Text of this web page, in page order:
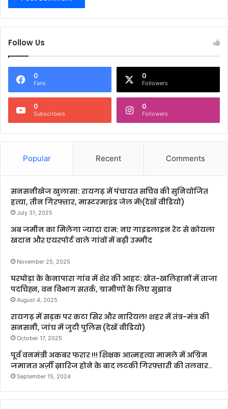
Follow Us
0
Fans
0
Followers
0
Subscribers
0
Followers
Popular Recent Comments
सनसनीखेज खुलासा: रायगढ़ में पंचायत सचिव की सुनियोजित
हत्या, तीन गिरफ्तार, मास्टरमाइंड जेल में!(देखें वीडियो)
July 31, 2025
अब जमीन का मिलेगा ज्यादा दाम: नए गाइडलाइन रेट से कोयला
खदान और एयरपोर्ट वाले गांवों में बढ़ी उम्मीद
November 25, 2025
घरघोड़ा के केनापारा गांव में शेर की आहट: खेत-खलिहानों में ताजा
पदचिह्न, वन विभाग सतर्क, ग्रामीणों के लिए सुझाव
August 4, 2025
रायगढ़ में सड़क पर कटा सिर और नारियल! शहर में तंत्र-मंत्र की
सनसनी, जांच में जुटी पुलिस (देखें वीडियो)
October 17, 2025
पूर्व वनमंत्री अकबर फरार !!! शिक्षक आत्महत्या मामले में अग्रिम
जमानत अर्ज़ी ख़ारिज होने के बाद लटकी गिरफ़्तारी की तलवार..
September 15, 2024